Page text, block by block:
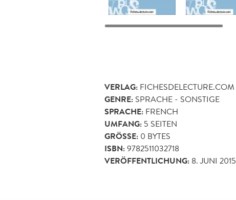
VERLAG: FICHESDELECTURE.COM
GENRE: SPRACHE - SONSTIGE
SPRACHE: FRENCH
UMFANG: 5 SEITEN
GRÖSSE: 0 BYTES
ISBN:9782511032718
VERÖFFENTLICHUNG: 8. JUNI 2015